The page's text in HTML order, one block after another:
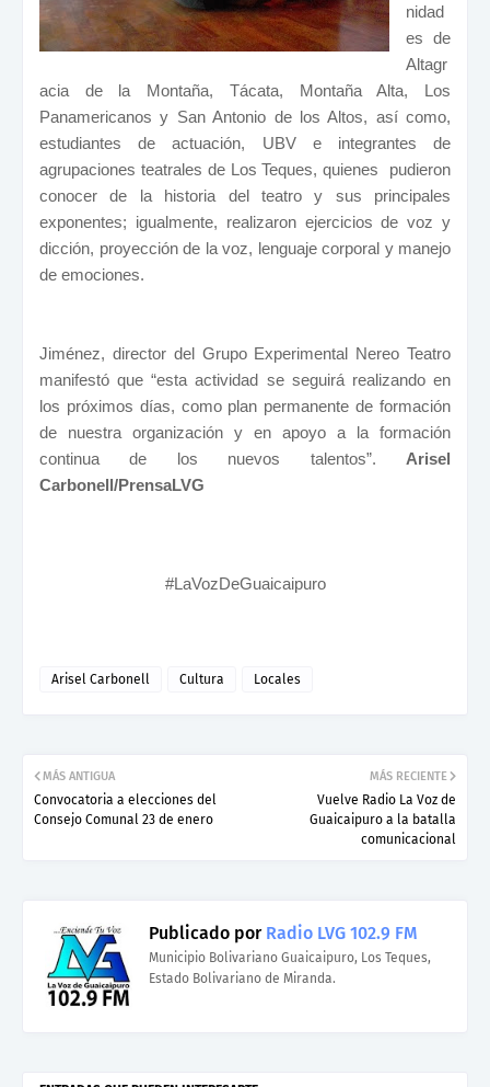
nidad
es de
Altagr
acia de la Montaña, Tácata, Montaña Alta, Los
Panamericanos y San Antonio de los Altos, así como,
estudiantes de actuación, UBV e integrantes de
agrupaciones teatrales de Los Teques, quienes pudieron
conocer de la historia del teatro y sus principales
exponentes; igualmente, realizaron ejercicios de voz y
dicción, proyección de la voz, lenguaje corporal y manejo
de emociones.
Jiménez, director del Grupo Experimental Nereo Teatro
manifestó que “esta actividad se seguirá realizando en
los próximos días, como plan permanente de formación
de nuestra organización y en apoyo a la formación
continua de los nuevos talentos”. Arisel
Carbonell/PrensaLVG
#LaVozDeGuaicaipuro
Arisel Carbonell Cultura Locales
MÁS RECIENTE
Vuelve Radio La Voz de
Guaicaipuro a la batalla
comunicacional
MÁS ANTIGUA
Convocatoria a elecciones del
Consejo Comunal 23 de enero
Publicado porRadio LVG 102.9 FM
Municipio Bolivariano Guaicaipuro, Los Teques,
Estado Bolivariano de Miranda.